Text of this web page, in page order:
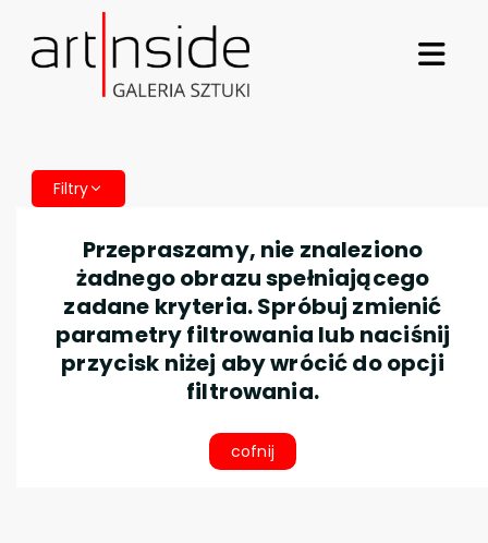
Filtry
Przepraszamy, nie znaleziono
żadnego obrazu spełniającego
zadane kryteria. Spróbuj zmienić
parametry filtrowania lub naciśnij
przycisk niżej aby wrócić do opcji
filtrowania.
cofnij